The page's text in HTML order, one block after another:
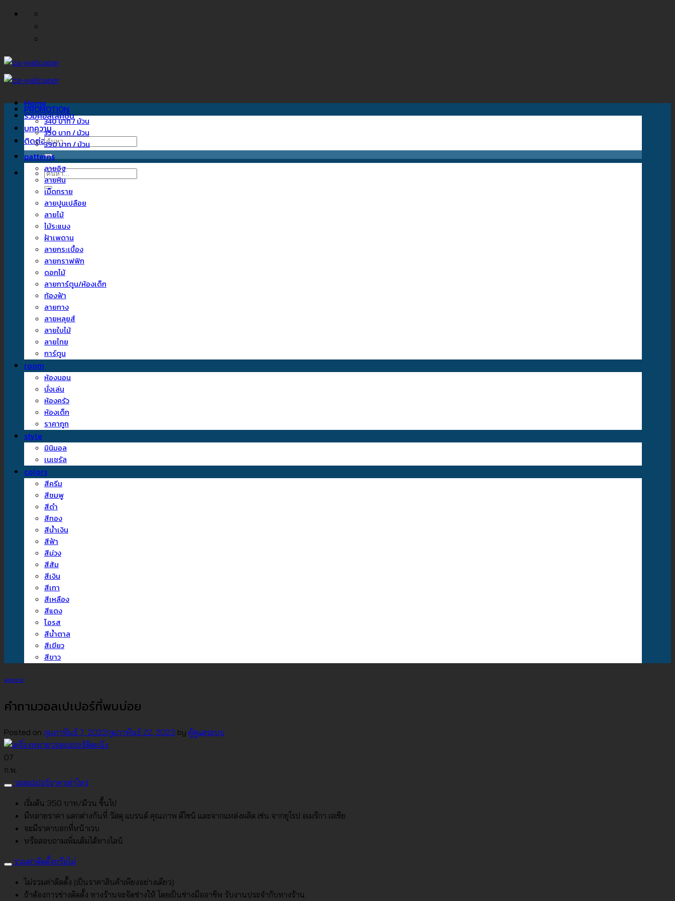
ข้าม
Home
รวมคอลเลคชั่น
บทความ
ติดต่อเรา
ค้นหา:
ค้นหา:
PROMOTION
340 บาท / ม้วน
350 บาท / ม้วน
390 บาท / ม้วน
patterns
ลายอิฐ
ลายหิน
เม็ดทราย
ลายปูนเปลือย
ลายไม้
ไม้ระแนง
ฝ้าเพดาน
ลายกระเบื้อง
ลายกราฟฟิก
ดอกไม้
ลายการ์ตูน/ห้องเด็ก
ท้องฟ้า
ลายทาง
ลายหลุยส์
ลายใบไม้
ลายไทย
การ์ตูน
room
ห้องนอน
นั่งเล่น
ห้องครัว
ห้องเด็ก
ราคาถูก
style
มินิมอล
เนเชรัล
colors
สีครีม
สีชมพู
สีดำ
สีทอง
สีน้ำเงิน
สีฟ้า
สีม่วง
สีส้ม
สีเงิน
สีเทา
สีเหลือง
สีแดง
โอรส
สีน้ำตาล
สีเขียว
สีขาว
บทความ
คำถามวอลเปเปอร์ที่พบบ่อย
Posted on กุมภาพันธ์ 7, 2023กุมภาพันธ์ 22, 2023 by ผู้ดูแลระบบ
07
ก.พ.
วอลเปเปอร์ราคาเท่าไหร่
เริ่มต้น 350 บาท/ม้วน ขึ้นไป
มีหลายราคา แตกต่างกันที่ วัสดุ แบรนด์ คุณภาพ ดีไซน์ และจากแหล่งผลิต เช่น จากยุโรป อเมริกา เอเชีย
จะมีราคาบอกที่หน้าเวบ
หรือสอบถามเพิ่มเติมได้ทางไลน์
รวมค่าติดตั้งหรือไม่
ไม่รวมค่าติดตั้ง (เป็นราคาสินค้าเพียงอย่างเดียว)
ถ้าต้องการช่างติดตั้ง ทางร้านจะจัดช่างให้ โดยเป็นช่างมืออาชีพ รับงานประจำกับทางร้าน